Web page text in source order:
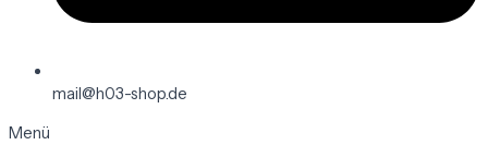
mail@h03-shop.de
Menü